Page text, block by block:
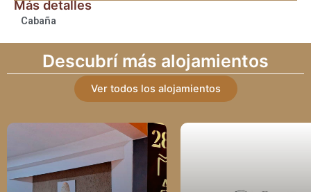
Más detalles
Cabaña
Descubrí más alojamientos
Ver todos los alojamientos